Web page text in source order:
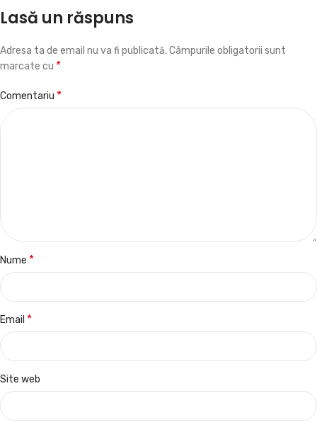
Lasă un răspuns
Adresa ta de email nu va fi publicată. Câmpurile obligatorii sunt
marcate cu *
Comentariu *
Nume *
Email *
Site web